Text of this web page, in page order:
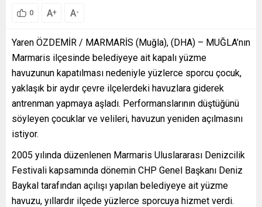
0 A+ A-
Yaren ÖZDEMİR / MARMARİS (Muğla), (DHA) – MUĞLA’nın
Marmaris ilçesinde belediyeye ait kapalı yüzme
havuzunun kapatılması nedeniyle yüzlerce sporcu çocuk,
yaklaşık bir aydır çevre ilçelerdeki havuzlara giderek
antrenman yapmaya aşladı. Performanslarının düştüğünü
söyleyen çocuklar ve velileri, havuzun yeniden açılmasını
istiyor.
2005 yılında düzenlenen Marmaris Uluslararası Denizcilik
Festivali kapsamında dönemin CHP Genel Başkanı Deniz
Baykal tarafından açılışı yapılan belediyeye ait yüzme
havuzu, yıllardır ilçede yüzlerce sporcuya hizmet verdi.